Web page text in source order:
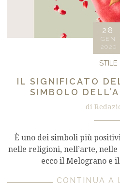
28
GEN
2020
STILE
IL SIGNIFICATO
SIMBOLO
di
È uno dei simboli più
nelle religioni, nell’arte,
ecco il Melograno e
CONTINUA A